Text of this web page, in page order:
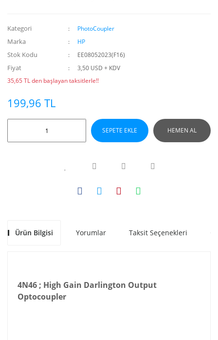
Kategori PhotoCoupler
Marka HP
Stok Kodu EE08052023(F16)
Fiyat
3,50 USD + KDV
35,65 TL den başlayan taksitlerle!!
199,96 TL
SEPETE EKLE HEMEN AL
Ürün Bilgisi Yorumlar Taksit Seçenekleri
4N46 ; High Gain Darlington Output
Optocoupler